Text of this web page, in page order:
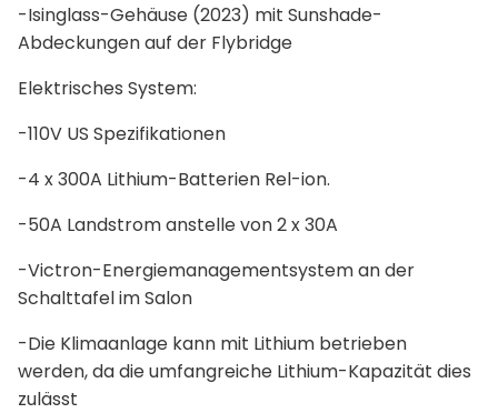
-Isinglass-Gehäuse (2023) mit Sunshade-
Abdeckungen auf der Flybridge
Elektrisches System:
-110V US Spezifikationen
-4 x 300A Lithium-Batterien Rel-ion.
-50A Landstrom anstelle von 2 x 30A
-Victron-Energiemanagementsystem an der
Schalttafel im Salon
-Die Klimaanlage kann mit Lithium betrieben
werden, da die umfangreiche Lithium-Kapazität dies
zulässt